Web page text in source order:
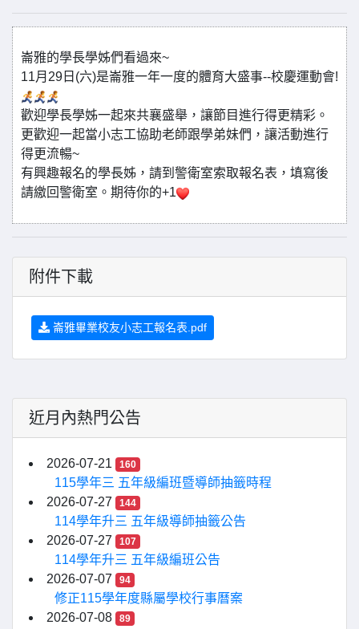
崙雅的學長學姊們看過來~
11月29日(六)是崙雅一年一度的體育大盛事--校慶運動會!
歡迎學長學姊一起來共襄盛舉，讓節目進行得更精彩。
更歡迎一起當小志工協助老師跟學弟妹們，讓活動進行
得更流暢~
有興趣報名的學長姊，請到警衛室索取報名表，填寫後
請繳回警衛室。期待你的+1
附件下載
崙雅畢業校友小志工報名表.pdf
近月內熱門公告
2026-07-21 160
115學年三 五年級編班暨導師抽籤時程
2026-07-27
144
114學年升三 五年級導師抽籤公告
2026-07-27
107
114學年升三 五年級編班公告
2026-07-07
94
修正115學年度縣屬學校行事曆案
2026-07-08
89